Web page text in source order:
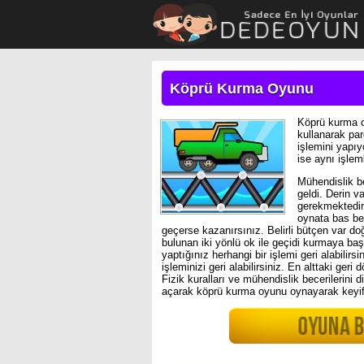
Köprü Kurma Oyunu
Köprü kurma
kullanarak
işlemini
ise aynı
Mühendislik
geldi. Derin
oynata bas
geçerse kazanırsınız. Belirli bütçen var
bulunan iki yönlü ok ile geçidi kurmaya
yaptığınız herhangi bir işlemi geri
işleminizi geri alabilirsiniz. En alttaki geri
Fizik kuralları ve mühendislik becerilerini
açarak köprü kurma oyunu oynayarak